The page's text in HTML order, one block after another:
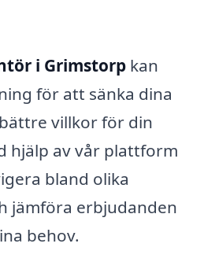
i Grimstorp kan
för att sänka dina
villkor för din
hjälp av vår plattform
bland olika
jämföra erbjudanden
behov.